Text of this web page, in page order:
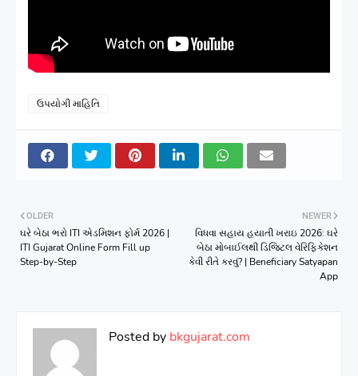
ઉપયોગી માહિતિ
NEWER
વિધવા સહાય હયાતી ખરાઇ 2026: ઘરે
બેઠા મોબાઈલથી ડિજિટલ વેરિફિકેશન
કેવી રીતે કરવું? | Beneficiary Satyapan
App
OLDER
ઘરે બેઠા ભરો ITI એડમિશન ફોર્મ 2026 |
ITI Gujarat Online Form Fill up
Step-by-Step
Posted by bkgujarat.com